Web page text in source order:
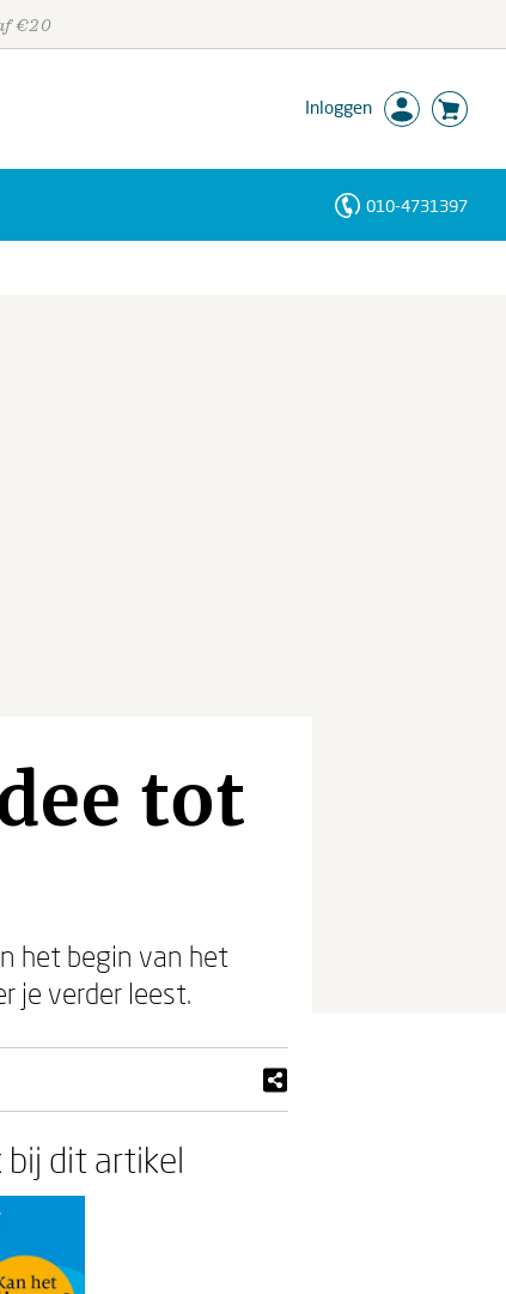
€20
Inloggen
010-4731397
tot
het begin van het
je verder leest.
bij dit artikel